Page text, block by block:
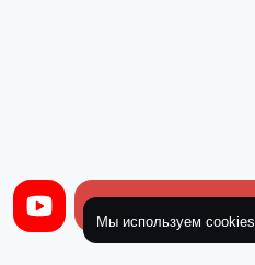
Мы используем cookies